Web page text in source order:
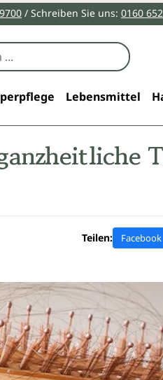
/ Schreiben Sie uns: 0160
Lebensmittel
Teilen: Facebook